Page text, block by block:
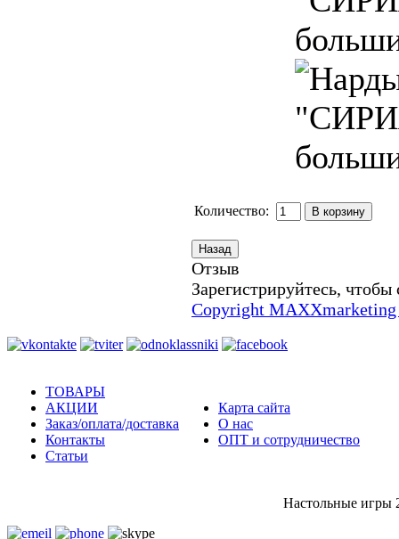
Количество:
Отзыв
Зарегистрируйтесь, чтобы
Copyright MAXXmarketing
ТОВАРЫ
АКЦИИ
Заказ/оплата/доставка
Контакты
Статьи
Карта сайта
О нас
ОПТ и сотрудничество